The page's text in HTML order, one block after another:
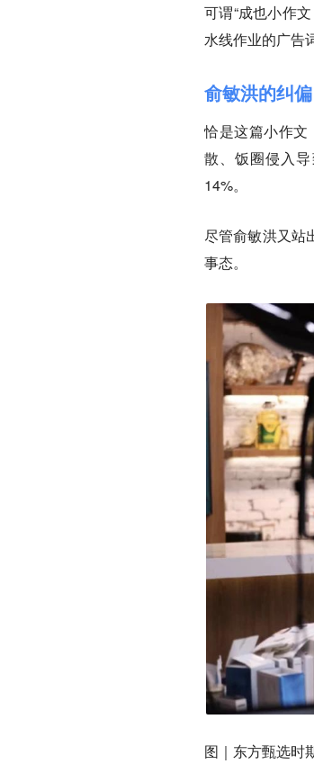
可谓“成也小作
水线作业的广告
俞敏洪的纠
恰是这篇小作
散、饭圈侵入
14%。
尽管俞敏洪又站
事态。
图｜东方甄选时